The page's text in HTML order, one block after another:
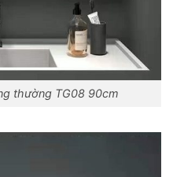
thường TG08 90cm